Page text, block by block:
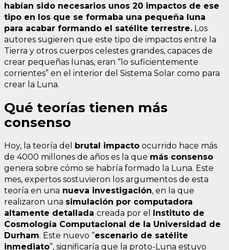
habían sido necesarios unos 20 impactos de ese
tipo en los que se formaba una pequeña luna
para acabar formando el satélite terrestre. Los
autores sugieren que este tipo de impactos entre la
Tierra y otros cuerpos celestes grandes, capaces de
crear pequeñas lunas, eran “lo suficientemente
corrientes” en el interior del Sistema Solar como para
crear la Luna.
Qué teorías tienen más
consenso
Hoy, la teoría del brutal impacto ocurrido hace más
de 4000 millones de años es la que más consenso
genera sobre cómo se habría formado la Luna. Este
mes, expertos sostuvieron los argumentos de esta
teoría en una nueva investigación, en la que
realizaron una simulación por computadora
altamente detallada creada por el Instituto de
Cosmología Computacional de la Universidad de
Durham. Este nuevo “escenario de satélite
inmediato”, significaría que la proto-Luna estuvo